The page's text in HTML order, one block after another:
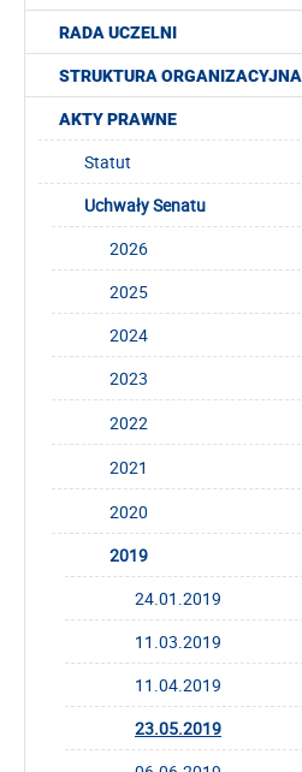
RADA UCZELNI
STRUKTURA ORGANIZACYJNA
AKTY PRAWNE
Statut
Uchwały Senatu
2026
2025
2024
2023
2022
2021
2020
2019
24.01.2019
11.03.2019
11.04.2019
23.05.2019